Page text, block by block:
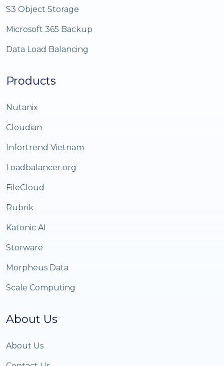
S3 Object Storage
Microsoft 365 Backup
Data Load Balancing
Products
Nutanix
Cloudian
Infortrend Vietnam
Loadbalancer.org
FileCloud
Rubrik
Katonic AI
Storware
Morpheus Data
Scale Computing
About Us
About Us